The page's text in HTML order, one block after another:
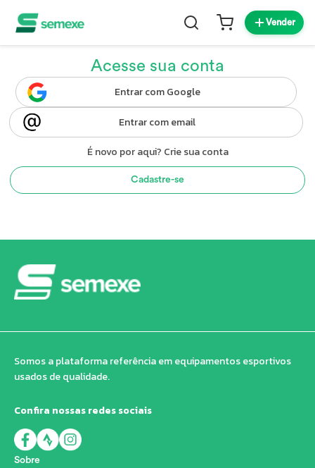
Vender
Acesse sua conta
Entrar com Google
Entrar com email
É novo por aqui? Crie sua conta
Cadastre-se
Somos a plataforma referência em equipamentos esportivos
usados de qualidade.
Confira nossas redes sociais
Sobre